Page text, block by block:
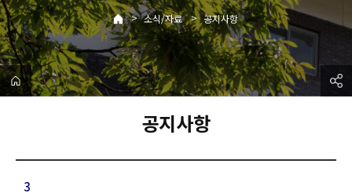
> 소식/자료 > 공지사항
공지사항
3